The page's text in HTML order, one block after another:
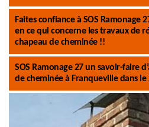
Faites confiance à SOS Ramonage
en ce qui concerne les travaux de
chapeau de cheminée !!
SOS Ramonage 27 un savoir-faire
de cheminée à Franqueville dans le